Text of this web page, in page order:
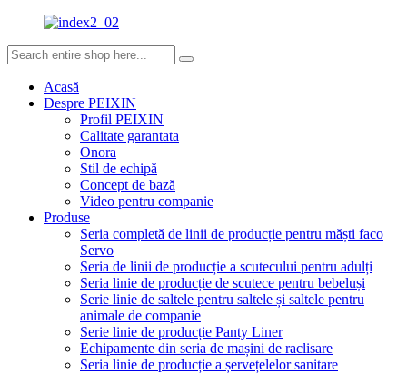
Acasă
Despre PEIXIN
Profil PEIXIN
Calitate garantata
Onora
Stil de echipă
Concept de bază
Video pentru companie
Produse
Seria completă de linii de producție pentru măști faco
Servo
Seria de linii de producție a scutecului pentru adulți
Seria linie de producție de scutece pentru bebeluși
Serie linie de saltele pentru saltele și saltele pentru
animale de companie
Serie linie de producție Panty Liner
Echipamente din seria de mașini de raclisare
Seria linie de producție a șervețelelor sanitare